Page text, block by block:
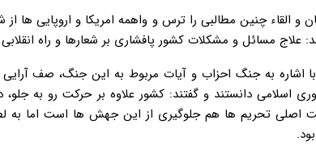
و القاء چنین مطالبی را ترس و واهمه امریکا و اروپایی ها
علاج مسائل و مشکلات کشور پافشاری بر شعارها و راه
اشاره به جنگ احزاب و آیات مربوط به این جنگ، صف آرایی
اسلامی دانستند و گفتند: کشور علاوه بر حرکت رو به
اصلی تحریم ها هم جلوگیری از این جهش ها است اما به